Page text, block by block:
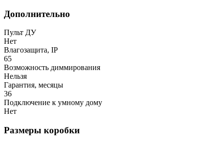
Дополнительно
Пульт ДУ
Нет
Влагозащита, IP
65
Возможность диммирования
Нельзя
Гарантия, месяцы
36
Подключение к умному дому
Нет
Размеры коробки